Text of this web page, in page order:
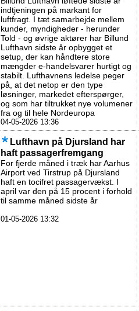
indtjeningen på markant for
luftfragt. I tæt samarbejde mellem
kunder, myndigheder - herunder
Told - og øvrige aktører har Billund
Lufthavn sidste år opbygget et
setup, der kan håndtere store
mængder e-handelsvarer hurtigt og
stabilt. Lufthavnens ledelse peger
på, at det netop er den type
løsninger, markedet efterspørger,
og som har tiltrukket nye volumener
fra og til hele Nordeuropa
04-05-2026 13:36
Lufthavn på Djursland har
haft passagerfremgang
For fjerde måned i træk har Aarhus
Airport ved Tirstrup på Djursland
haft en tocifret passagervækst. I
april var den på 15 procent i forhold
til samme måned sidste år
01-05-2026 13:32